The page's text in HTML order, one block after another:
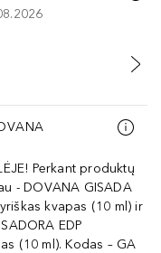
Perkant produktų
- DOVANA GISADA
kvapas (10 ml) ir
EDP
(10 ml). Kodas – GA